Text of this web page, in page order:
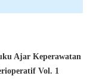
Ajar Keperawatan
Vol. 1